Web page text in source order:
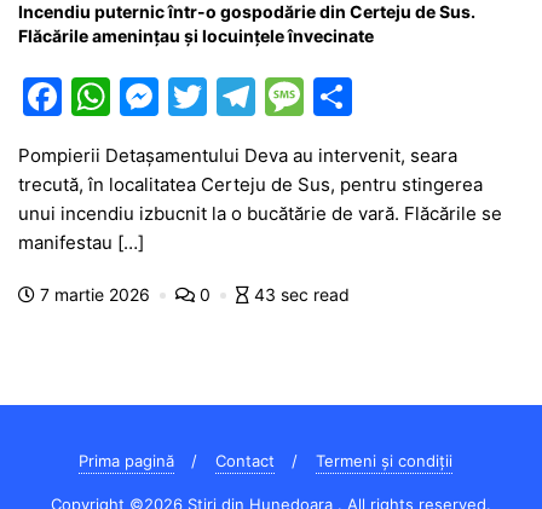
Incendiu puternic într-o gospodărie din Certeju de Sus.
Flăcările amenințau și locuințele învecinate
F
a
c
e
b
o
W
at
s
A
p
M
s
s
n
T
w
itt
er
T
e
gr
m
M
e
s
s
g
ta
je
Pompierii Detașamentului Deva au intervenit, seara
trecută, în localitatea Certeju de Sus, pentru stingerea
unui incendiu izbucnit la o bucătărie de vară. Flăcările se
manifestau […]
7 martie 2026 0 43 sec read
Prima pagină Contact Termeni și condiții
Copyright ©2026 Știri din Hunedoara . All rights reserved.